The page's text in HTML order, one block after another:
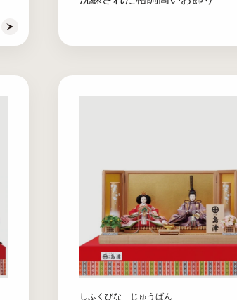
しふくびな じゅうばん